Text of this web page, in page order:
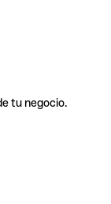
tu negocio.